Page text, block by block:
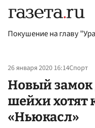
Покушение на главу
26 января 2020 16:14Спорт
Новый
шейхи хотят
«Ньюкасл»